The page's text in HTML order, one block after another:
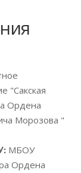
"Сакская
Ордена
Морозова "
МБОУ
Ордена